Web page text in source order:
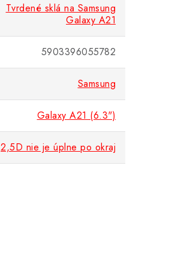
Tvrdené sklá na Samsung
Galaxy A21
5903396055782
Samsung
Galaxy A21 (6.3")
2,5D nie je úplne po okraj